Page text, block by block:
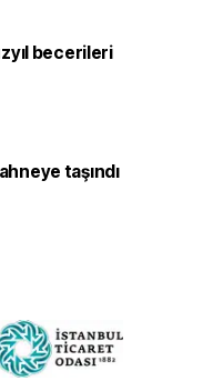
becerileri
taşındı